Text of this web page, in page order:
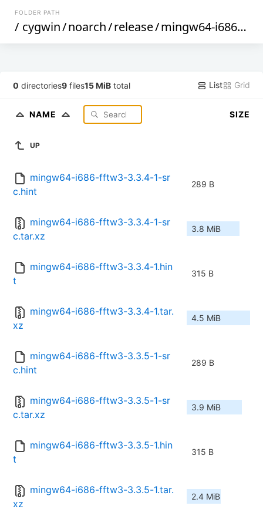
FOLDER PATH
/ cygwin/noarch/release/mingw64-i686-fftw3
0 directories9 files15 MiB total List Grid
NAME SIZE
UP
mingw64-i686-fftw3-3.3.4-1-sr
c.hint
289 B
mingw64-i686-fftw3-3.3.4-1-sr
c.tar.xz
3.8 MiB
mingw64-i686-fftw3-3.3.4-1.hin
t
315 B
mingw64-i686-fftw3-3.3.4-1.tar.
xz
4.5 MiB
mingw64-i686-fftw3-3.3.5-1-sr
c.hint
289 B
mingw64-i686-fftw3-3.3.5-1-sr
c.tar.xz
3.9 MiB
mingw64-i686-fftw3-3.3.5-1.hin
t
315 B
mingw64-i686-fftw3-3.3.5-1.tar.
xz
2.4 MiB